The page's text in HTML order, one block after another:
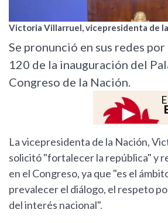
Victoria Villarruel, vicepresidenta de
Se pronunció en sus redes
120 de la inauguración del
Congreso de la Nación.
La vicepresidenta de la Nación,
solicitó "fortalecer la república" y
en el Congreso, ya que "es el
prevalecer el diálogo, el respeto
del interés nacional".